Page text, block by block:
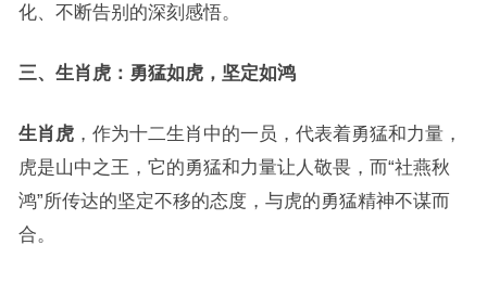
化、不断告别的深刻感悟。
三、生肖虎：勇猛如虎，坚定如鸿
生肖虎，作为十二生肖中的一员，代表着勇猛和力量，
虎是山中之王，它的勇猛和力量让人敬畏，而“社燕秋
鸿”所传达的坚定不移的态度，与虎的勇猛精神不谋而
合。